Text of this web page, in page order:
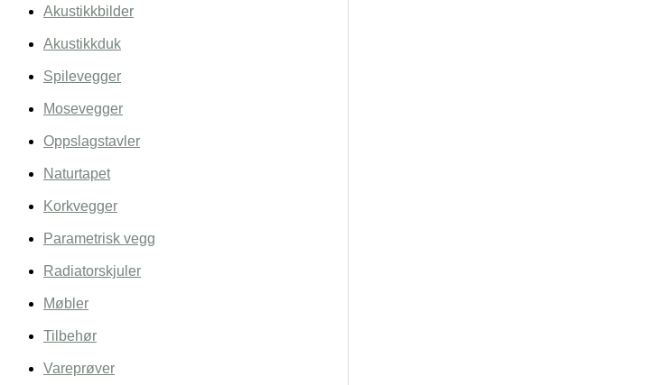
Akustikkbilder
Akustikkduk
Spilevegger
Mosevegger
Oppslagstavler
Naturtapet
Korkvegger
Parametrisk vegg
Radiatorskjuler
Møbler
Tilbehør
Vareprøver